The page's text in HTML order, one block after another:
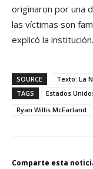
originaron por una
las víctimas son
explicó la institución.
SOURCE
Texto: La
TAGS
Estados
Ryan Willis McFarland
Comparte esta